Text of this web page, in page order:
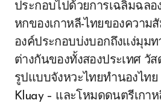
ประกอบไปด้วยการเฉลิมฉล
หกของเกาหลี-ไทยของความ
องค์ประกอบบ่งบอกถึงแง่มุม
ต่างกันของทั้งสองประเทศ วั
รูปแบบจังหวะไทยทำนองไทย
Kluay – และโหมดดนตรีเกา